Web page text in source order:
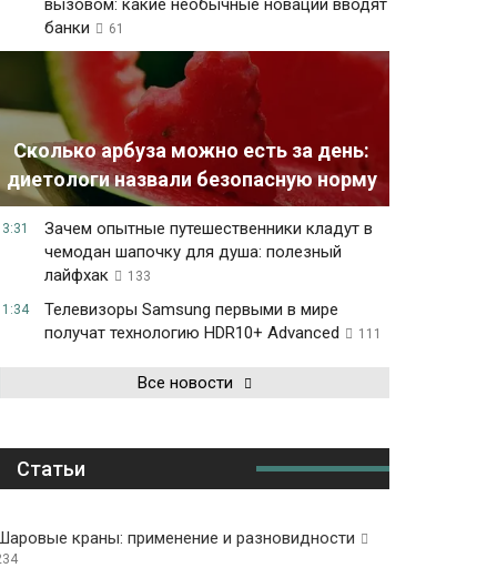
вызовом: какие необычные новации вводят
банки
61
Сколько арбуза можно есть за день:
диетологи назвали безопасную норму
Зачем опытные путешественники кладут в
чемодан шапочку для душа: полезный
лайфхак
133
Телевизоры Samsung первыми в мире
получат технологию HDR10+ Advanced
111
Все новости
Статьи
краны: применение и разновидности